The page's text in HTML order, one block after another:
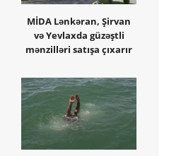
MİDA Lənkəran, Şirvan
və Yevlaxda güzəştli
mənzilləri satışa çıxarır